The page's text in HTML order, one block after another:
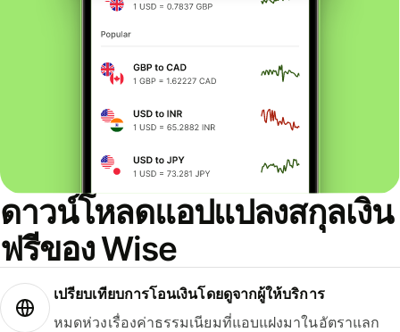
ดาวน์โหลดแอปแปลงสกุลเงิน
ฟรีของ Wise
เปรียบเทียบการโอนเงินโดยดูจากผู้ให้บริการ
หมดห่วงเรื่องค่าธรรมเนียมที่แอบแฝงมาในอัตราแลก